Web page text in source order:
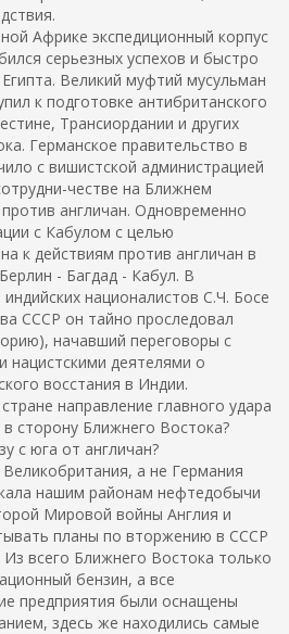
Африке экспедиционный корпус
серьезных успехов и быстро
Великий муфтий мусульман
к подготовке антибританского
Трансиордании и других
Германское правительство в
с вишистской администрацией
честве на Ближнем
англичан. Одновременно
с Кабулом с целью
к действиям против англичан в
- Багдад - Кабул. В
националистов С.Ч. Босе
СССР он тайно проследовал
начавший переговоры с
нацистскими деятелями о
восстания в Индии.
направление главного удара
сторону Ближнего Востока?
с юга от англичан?
а не Германия
нашим районам нефтедобычи
Мировой войны Англия и
планы по вторжению в СССР
Из всего Ближнего Востока только
бензин, а все
предприятия были оснащены
здесь же находились самые